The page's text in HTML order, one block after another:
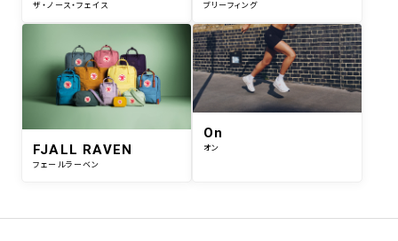
ザ・ノース・フェイス ブリーフィング
FJALL RAVEN
フェールラーベン
On
オン